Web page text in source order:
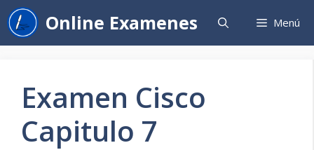
Saltar
al
contenido
Online Examenes Menú
Examen Cisco
Capitulo 7